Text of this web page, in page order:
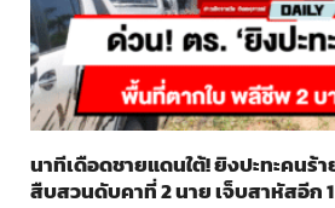
นาทีเดือดชายแดนใต้! ยิงปะทะคนร้
สืบสวนดับคาที่ 2 นาย เจ็บสาหัสอีก 1